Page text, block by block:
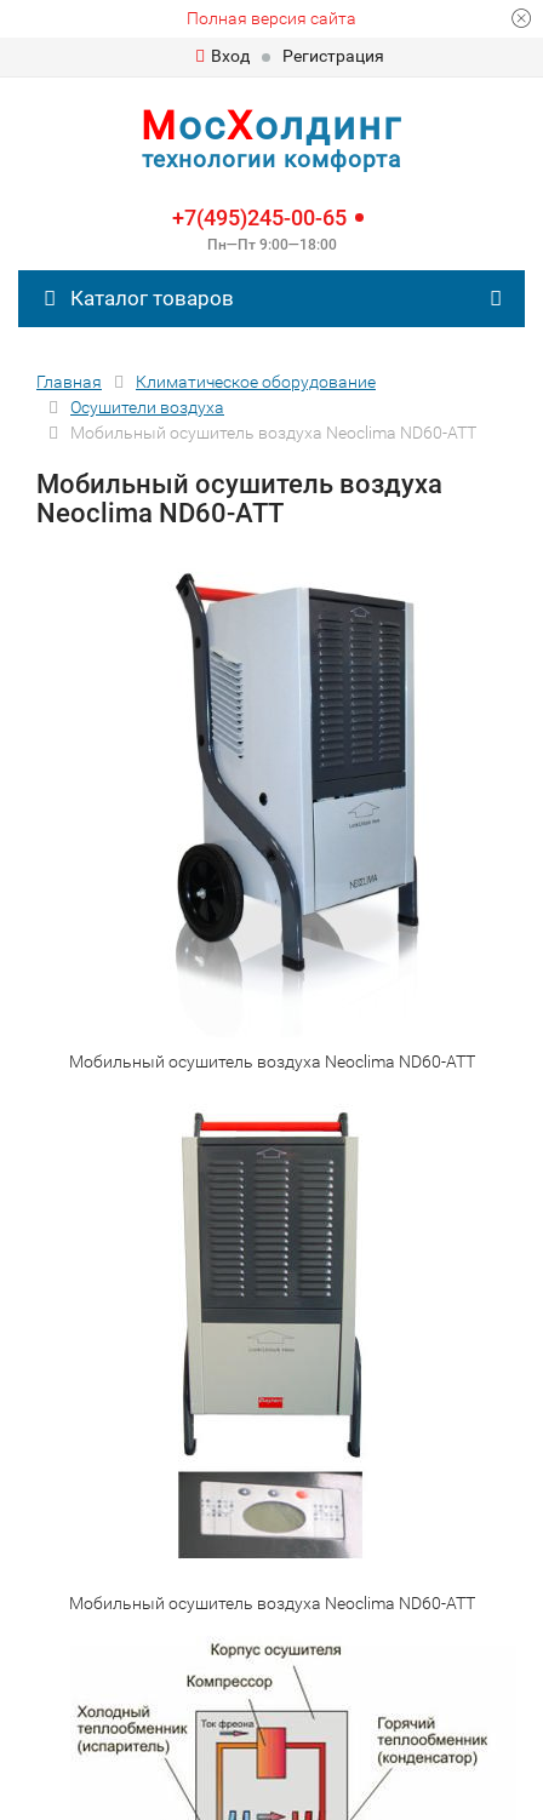
Полная версия сайта
Вход
Регистрация
МосХолдинг
технологии комфорта
+7(495)245-00-65
Пн—Пт 9:00—18:00
Каталог товаров
Главная
Климатическое оборудование
Осушители воздуха
Мобильный осушитель воздуха Neoclima ND60-ATT
Мобильный осушитель воздуха
Neoclima ND60-ATT
Мобильный осушитель воздуха Neoclima ND60-ATT
Мобильный осушитель воздуха Neoclima ND60-ATT